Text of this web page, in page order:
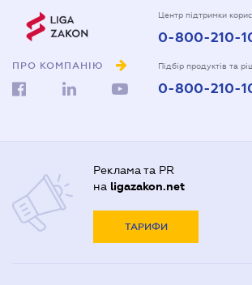
ПРО КОМПАНІЮ
Центр підтримки
0-800-210-
Підбір продуктів та
0-800-210-
Реклама та PR
на ligazakon.net
ТАРИФИ